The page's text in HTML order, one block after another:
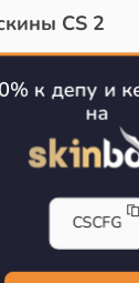
CS 2
КС 2
2020-2026 г.
к депу и
на
CSCFG